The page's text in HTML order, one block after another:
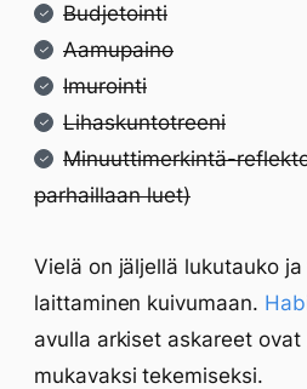
Budjetointi
Aamupaino
Imurointi
Lihaskuntotreeni
Minuuttimerkintä-
parhaillaan luet)
Vielä on jäljellä lukutauko
laittaminen kuivumaan.
avulla arkiset askareet
mukavaksi tekemiseksi.